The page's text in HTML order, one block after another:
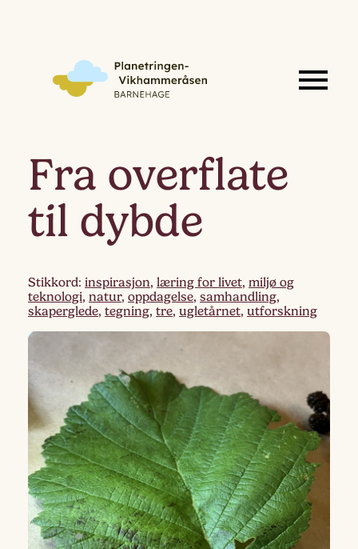
Fra overflate
til dybde
Stikkord: inspirasjon, læring for livet, miljø og
teknologi, natur, oppdagelse, samhandling,
skaperglede, tegning, tre, ugletårnet, utforskning